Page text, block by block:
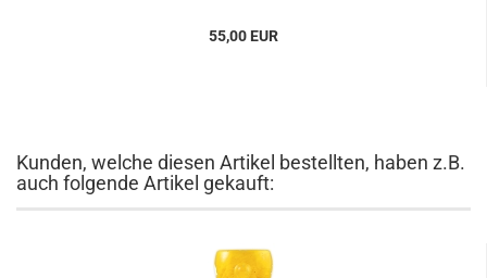
55,00 EUR
Kunden, welche diesen Artikel bestellten, haben z.B.
auch folgende Artikel gekauft: